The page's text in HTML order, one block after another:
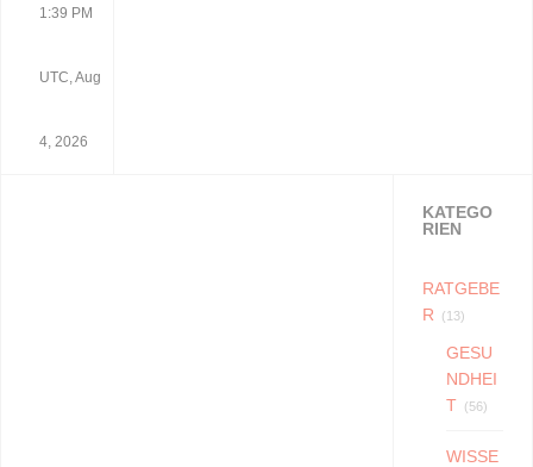
1:39 PM
UTC, Aug
4, 2026
KATEGO
RIEN
RATGEBE
R
(13)
GESU
NDHEI
T
(56)
WISSE